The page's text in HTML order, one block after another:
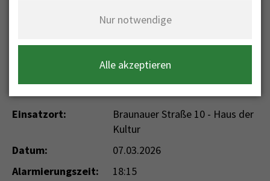
Einsatzart: Sicherheitswache
Einsatzdaten
Einsatzort:
Braunauer Straße 10 - Haus der
Kultur
Datum:
07.03.2026
Alarmierungszeit:
18:15
Nur notwendige
Alle akzeptieren